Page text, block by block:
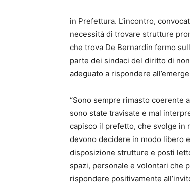
in Prefettura. L’incontro,
necessità di trovare strutture
che trova De Bernardin fermo
parte dei sindaci del diritto di
adeguato a rispondere
“Sono sempre rimasto coerente
sono state travisate e mal
capisco il prefetto, che svolge in
devono decidere in modo libero
disposizione strutture e posti
spazi, personale e volontari che
rispondere positivamente